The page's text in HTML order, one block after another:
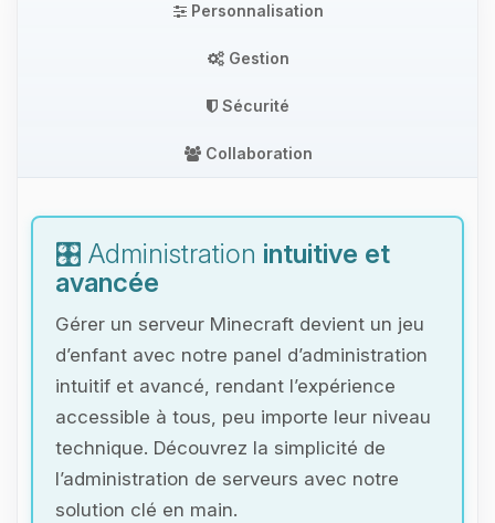
Personnalisation
Gestion
Sécurité
Collaboration
🎛️ Administration intuitive et
avancée
Gérer un serveur Minecraft devient un jeu
d’enfant avec notre panel d’administration
intuitif et avancé, rendant l’expérience
accessible à tous, peu importe leur niveau
technique. Découvrez la simplicité de
l’administration de serveurs avec notre
solution clé en main.